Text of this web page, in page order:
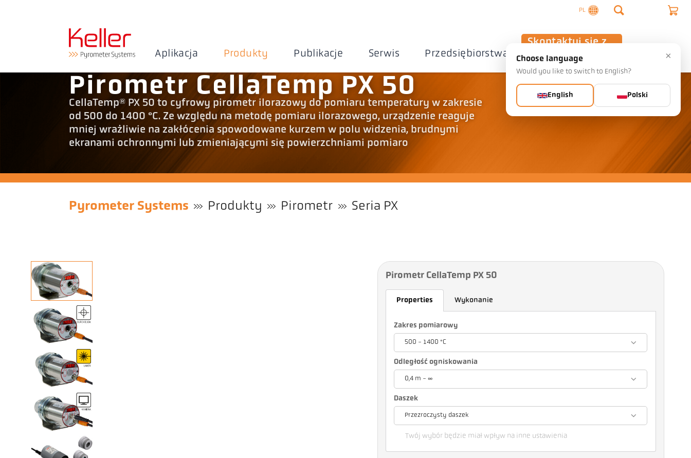
PL
Aplikacja Produkty Publikacje Serwis Przedsiębiorstwa
Skontaktuj się z
nami
Pirometr CellaTemp PX 50
CellaTemp® PX 50 to cyfrowy pirometr ilorazowy do pomiaru temperatury w zakresie
od 500 do 1400 °C. Ze względu na metodę pomiaru ilorazowego, urządzenie reaguje
mniej wrażliwie na zakłócenia spowodowane kurzem w polu widzenia, brudnymi
ekranami ochronnymi lub zmieniającymi się powierzchniami pomiaro
Pyrometer Systems Produkty Pirometr Seria PX
Pirometr CellaTemp PX 50
Properties Wykonanie
Zakres pomiarowy
500 - 1400 °C
Odległość ogniskowania
0,4 m - ∞
Daszek
Przezroczysty daszek
Twój wybór będzie miał wpływ na inne ustawienia
×
Choose language
Would you like to switch to English?
English Polski